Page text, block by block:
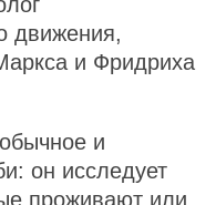
движения,
и Фридриха
и
он исследует
проживают или